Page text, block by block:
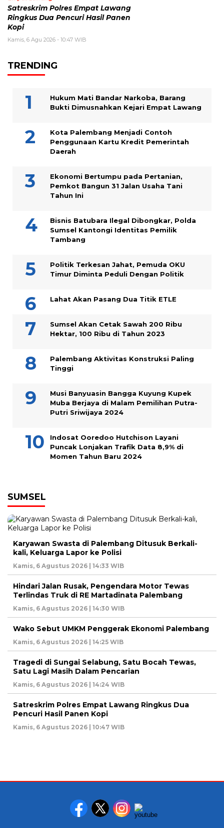
Satreskrim Polres Empat Lawang
Ringkus Dua Pencuri Hasil Panen
Kopi
Kamis, 6 Agu 2026 - 10:47 WIB
TRENDING
Hukum Mati Bandar Narkoba, Barang
Bukti Dimusnahkan Kejari Empat Lawang
Kota Palembang Menjadi Contoh
Penggunaan Kartu Kredit Pemerintah
Daerah
Ekonomi Bertumpu pada Pertanian,
Pemkot Bangun 31 Jalan Usaha Tani
Tahun Ini
Bisnis Batubara Ilegal Dibongkar, Polda
Sumsel Kantongi Identitas Pemilik
Tambang
Politik Terkesan Jahat, Pemuda OKU
Timur Diminta Peduli Dengan Politik
Lahat Akan Pasang Dua Titik ETLE
Sumsel Akan Cetak Sawah 200 Ribu
Hektar, 100 Ribu di Tahun 2023
Palembang Aktivitas Konstruksi Paling
Tinggi
Musi Banyuasin Bangga Kuyung Kupek
Muba Berjaya di Malam Pemilihan Putra-
Putri Sriwijaya 2024
Indosat Ooredoo Hutchison Layani
Puncak Lonjakan Trafik Data 8,9% di
Momen Tahun Baru 2024
SUMSEL
Karyawan Swasta di Palembang Ditusuk Berkali-
kali, Keluarga Lapor ke Polisi
Kamis, 6 Agustus 2026 | 14:33 WIB
Hindari Jalan Rusak, Pengendara Motor Tewas
Terlindas Truk di RE Martadinata Palembang
Kamis, 6 Agustus 2026 | 14:30 WIB
Wako Sebut UMKM Penggerak Ekonomi Palembang
Kamis, 6 Agustus 2026 | 14:25 WIB
Tragedi di Sungai Selabung, Satu Bocah Tewas,
Satu Lagi Masih Dalam Pencarian
Kamis, 6 Agustus 2026 | 14:24 WIB
Satreskrim Polres Empat Lawang Ringkus Dua
Pencuri Hasil Panen Kopi
Kamis, 6 Agustus 2026 | 10:47 WIB